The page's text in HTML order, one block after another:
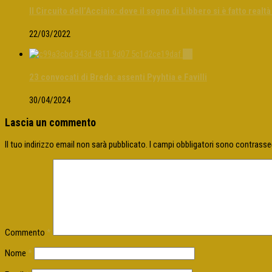
Il Circuito dell’Acciaio: dove il sogno di Libbero si è fatto
22/03/2022
23 convocati di Breda: assenti Pyyhtia e Favilli
30/04/2024
Lascia un commento
Il tuo indirizzo email non sarà pubblicato. I campi obbligatori sono
Commento *
Nome *